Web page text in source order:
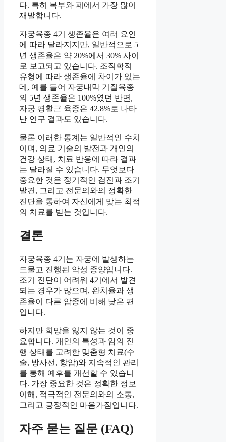
다. 특히 복부와 폐에서 가장 많이
재발합니다.
자궁육종 4기 생존율은 여러 요인
에 따라 달라지지만, 일반적으로 5
년 생존율은 약 20%에서 30% 사이
로 보고되고 있습니다. 조직학적
유형에 따라 생존율에 차이가 있는
데, 예를 들어 자궁내막 기질육종
의 5년 생존율은 100%였던 반면,
자궁 평활근 육종은 42.8%로 나타
난 연구 결과도 있습니다.
물론 이러한 통계는 일반적인 수치
이며, 의료 기술의 발전과 개인의
건강 상태, 치료 반응에 따라 결과
는 달라질 수 있습니다. 무엇보다
중요한 것은 정기적인 검진과 조기
발견, 그리고 전문의와의 정확한
진단을 통하여 자신에게 맞는 최적
의 치료를 받는 것입니다.
결론
자궁육종 4기는 자궁에 발생하는
드물고 진행된 악성 종양입니다.
조기 진단이 어려워 4기에서 발견
되는 경우가 많으며, 완치율과 생
존율이 다른 암종에 비해 낮은 편
입니다.
하지만 희망을 잃지 않는 것이 중
요합니다. 개인의 특성과 암의 진
행 상태를 고려한 맞춤형 치료(수
술, 방사선, 항암)와 지속적인 관리
를 통해 예후를 개선할 수 있습니
다. 가장 중요한 것은 정확한 정보
이해, 적극적인 전문의와의 소통,
그리고 긍정적인 마음가짐입니다.
자주 묻는 질문 (FAQ)